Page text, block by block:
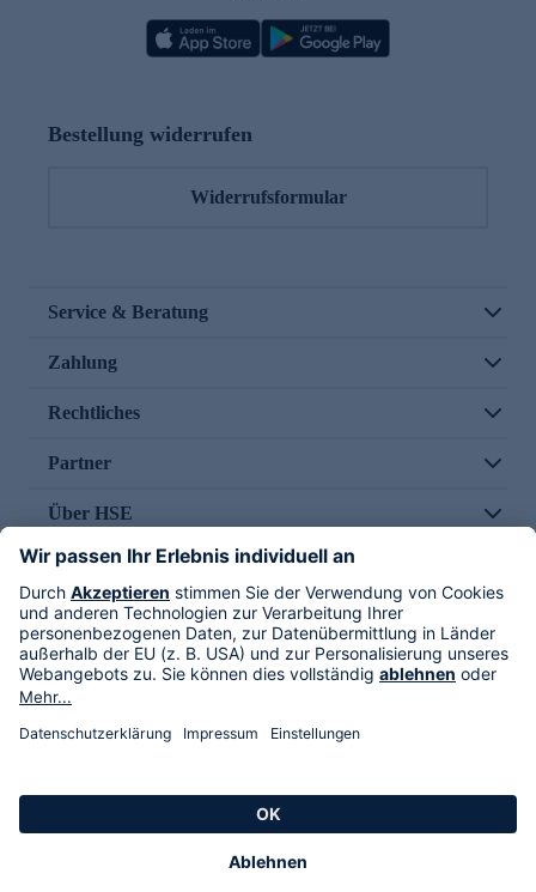
Bestellung widerrufen
Widerrufsformular
Service & Beratung
Zahlung
Rechtliches
Partner
Über HSE
Im TV
HSE International